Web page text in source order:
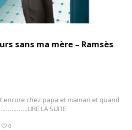
sans ma mère – Ramsès
chez papa et maman et quand
LA SUITE
0